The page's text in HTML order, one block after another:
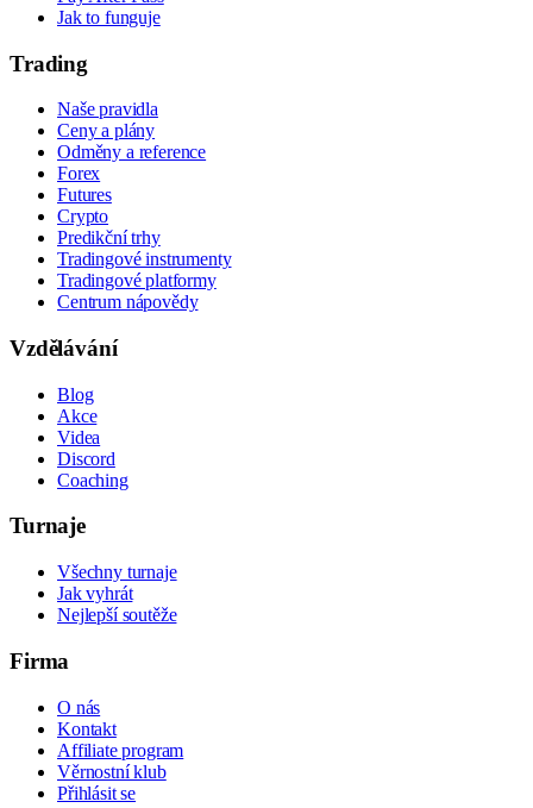
Jak to funguje
Trading
Naše pravidla
Ceny a plány
Odměny a reference
Forex
Futures
Crypto
Predikční trhy
Tradingové instrumenty
Tradingové platformy
Centrum nápovědy
Vzdělávání
Blog
Akce
Videa
Discord
Coaching
Turnaje
Všechny turnaje
Jak vyhrát
Nejlepší soutěže
Firma
O nás
Kontakt
Affiliate program
Věrnostní klub
Přihlásit se